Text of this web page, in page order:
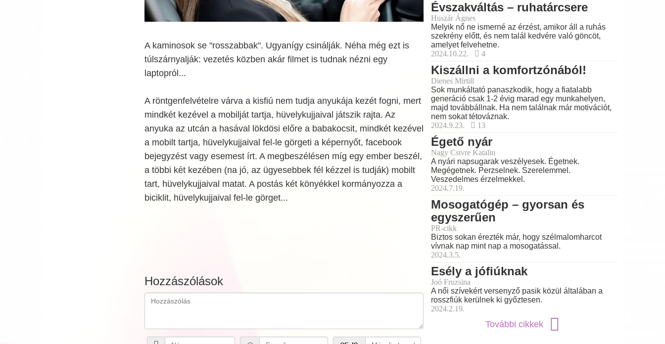
A kaminosok se "rosszabbak". Ugyanígy csinálják. Néha még ezt is
túlszárnyalják: vezetés közben akár filmet is tudnak nézni egy
laptopról...
A röntgenfelvételre várva a kisfiú nem tudja anyukája kezét fogni, mert
mindkét kezével a mobilját tartja, hüvelykujjaival játszik rajta. Az
anyuka az utcán a hasával lökdösi előre a babakocsit, mindkét kezével
a mobilt tartja, hüvelykujjaival fel-le görgeti a képernyőt, facebook
bejegyzést vagy esemest írt. A megbeszélésen míg egy ember beszél,
a többi két kezében (na jó, az ügyesebbek fél kézzel is tudják) mobilt
tart, hüvelykujjaival matat. A postás két könyékkel kormányozza a
biciklit, hüvelykujjaival fel-le görget...
Hozzászólások
Évszakváltás – ruhatárcsere
Huszár Ágnes
Melyik nő ne ismerné az érzést, amikor áll a ruhás
szekrény előtt, és nem talál kedvére való göncöt,
amelyet felvehetne.
2024.10.22.
4
Kiszállni a komfortzónából!
Dienes Mirtill
Sok munkáltató panaszkodik, hogy a fiatalabb
generáció csak 1-2 évig marad egy munkahelyen,
majd továbbállnak. Ha nem találnak már motivációt,
nem sokat tétováznak.
2024.9.23.
13
Égető nyár
Nagy Csivre Katalin
A nyári napsugarak veszélyesek. Égetnek.
Megégetnek. Perzselnek. Szerelemmel.
Veszedelmes érzelmekkel.
2024.7.19.
Mosogatógép – gyorsan és
egyszerűen
PR-cikk
Biztos sokan érezték már, hogy szélmalomharcot
vívnak nap mint nap a mosogatással.
2024.3.5.
Esély a jófiúknak
Joó Fruzsina
A női szívekért versenyző pasik közül általában a
rosszfiúk kerülnek ki győztesen.
2024.2.19.
További cikkek